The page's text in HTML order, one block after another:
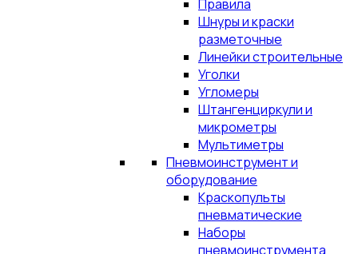
Правила
Шнуры и краски
разметочные
Линейки строительные
Уголки
Угломеры
Штангенциркули и
микрометры
Мультиметры
Пневмоинструмент и
оборудование
Краскопульты
пневматические
Наборы
пневмоинструмента